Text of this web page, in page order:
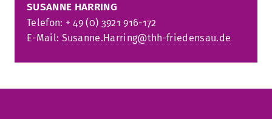
SUSANNE HARRING
Telefon: + 49 (0) 3921 916-172
E-Mail: Susanne.Harring@thh-friedensau.de